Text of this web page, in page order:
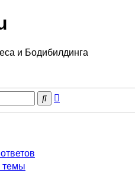
и Бодибилдинга
Поиск
темы